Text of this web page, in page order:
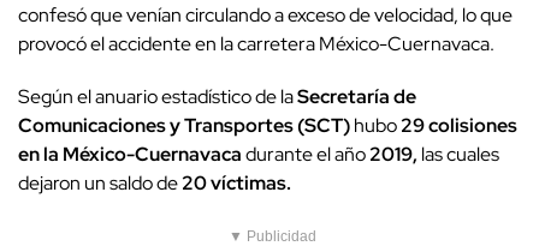
confesó que venían circulando a exceso de velocidad, lo que
provocó el accidente en la carretera México-Cuernavaca.
Según el anuario estadístico de laSecretaría de
Comunicaciones y Transportes (SCT)hubo29 colisiones
en la México-Cuernavacadurante el año2019, las cuales
dejaron un saldo de20 víctimas.
▼ Publicidad